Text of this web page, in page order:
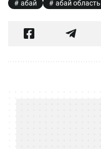
абай абай область